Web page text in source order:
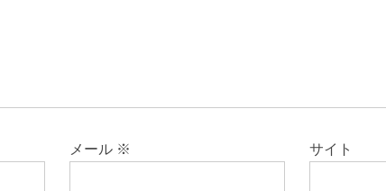
メール ※ サイト